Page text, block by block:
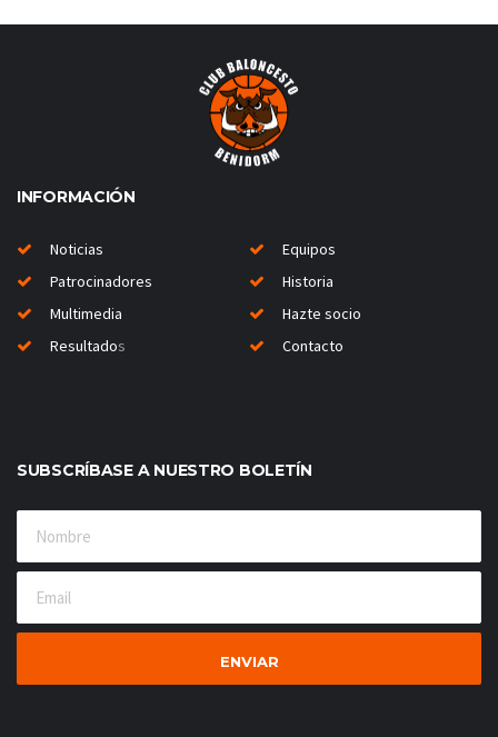
INFORMACIÓN
Noticias
Equipos
Patrocinadores
Historia
Multimedia
Hazte socio
Resultados Contacto
SUBSCRÍBASE A NUESTRO BOLETÍN